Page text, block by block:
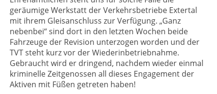
geräumige Werkstatt der Verkehrsbetriebe Extertal
mit ihrem Gleisanschluss zur Verfügung. „Ganz
nebenbei“ sind dort in den letzten Wochen beide
Fahrzeuge der Revision unterzogen worden und der
TVT steht kurz vor der Wiederinbetriebnahme.
Gebraucht wird er dringend, nachdem wieder einmal
kriminelle Zeitgenossen all dieses Engagement der
Aktiven mit Füßen getreten haben!